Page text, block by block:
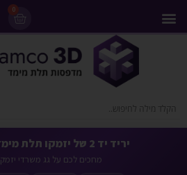
0
יריד יד 2 של יזמקו תלת מימד מתחיל עכשיו
מחכים לכם על גג משרדי